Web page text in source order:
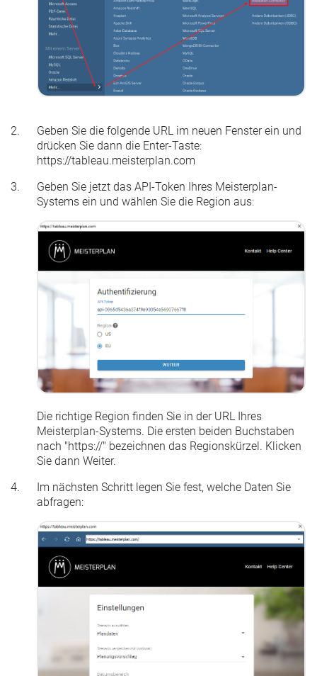
Geben Sie die folgende URL im neuen Fenster ein und
drücken Sie dann die Enter-Taste:
https://tableau.meisterplan.com
Geben Sie jetzt das API-Token Ihres Meisterplan-
Systems ein und wählen Sie die Region aus:
Die richtige Region finden Sie in der URL Ihres
Meisterplan-Systems. Die ersten beiden Buchstaben
nach "https://" bezeichnen das Regionskürzel. Klicken
Sie dann Weiter.
Im nächsten Schritt legen Sie fest, welche Daten Sie
abfragen: